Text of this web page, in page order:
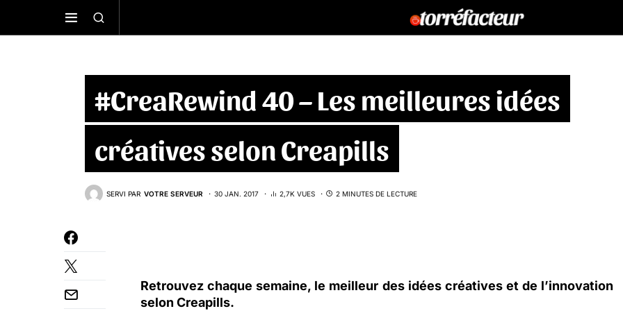
#CreaRewind 40 – Les meilleures idées
créatives selon Creapills
SERVI PAR VOTRE SERVEUR 30 JAN. 2017 2,7K VUES 2 MINUTES DE LECTURE
Retrouvez chaque semaine, le meilleur des idées créatives et de l’innovation
selon Creapills.